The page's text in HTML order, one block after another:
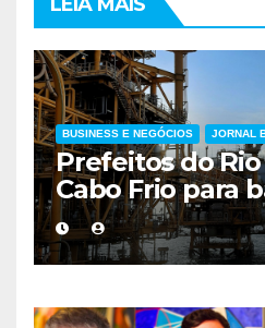
BUSINESS E NEGÓCIOS JORNAL
Prefeitos do
Cabo Frio para
mudança nos
petróleo